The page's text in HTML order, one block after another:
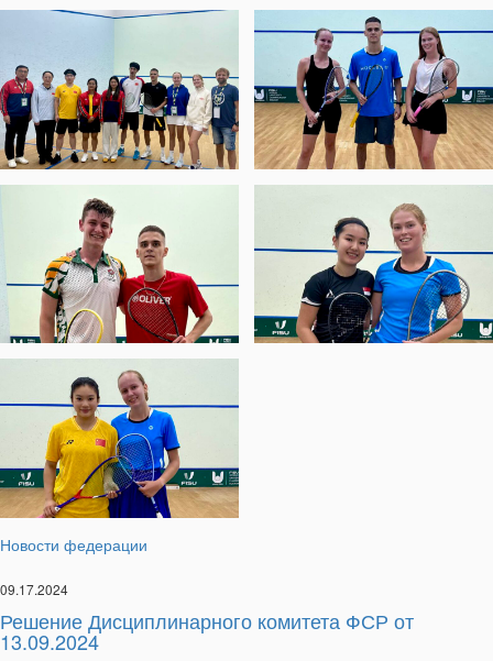
Новости федерации
09.17.2024
Решение Дисциплинарного комитета ФСР от
13.09.2024